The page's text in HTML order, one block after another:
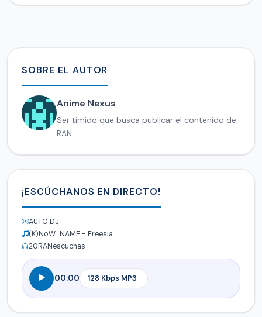
SOBRE EL AUTOR
Anime Nexus
Ser timido que busca publicar el contenido de
RAN
¡ESCÚCHANOS EN DIRECTO!
AUTO DJ
(K)NoW_NAME - Freesia
20RANescuchas
00:00